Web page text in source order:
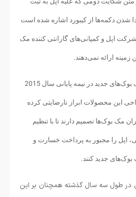
شدن دکمه‌ها از کیبورد اشاره شده است
اپل و کمپانی‌های گارانتی کننده مک
زمینه ارائه نمی‌دهند.
از زمان تولید و عرضه مک بوک‌های جدید در نیمه پایانی سال 2015
این محصولات ابراز نارضایتی کرده
مک بوک‌ها تصمیم دارند تا با تنظیم
اپل را مجبور به پرداخت خسارت و
جدید کنند.
در طول سه سال گذشته همچنان بر این